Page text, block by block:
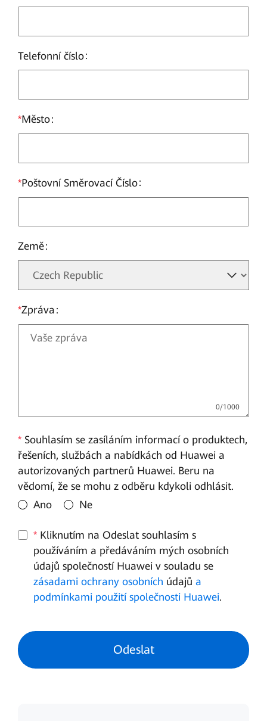
Telefonní číslo
*Město
*Poštovní Směrovací Číslo
Země
*Zpráva
*Souhlasím se zasíláním informací o produktech,
řešeních, službách a nabídkách od Huawei a
autorizovaných partnerů Huawei. Beru na
vědomí, že se mohu z odběru kdykoli odhlásit.
Ano
Ne
*Kliknutím na Odeslat souhlasím s
používáním a předáváním mých osobních
údajů společností Huawei v souladu se
zásadami ochrany osobních údajů a
podmínkami použití společnosti Huawei.
Odeslat